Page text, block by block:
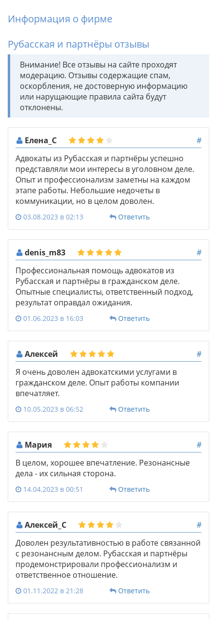
Информация о фирме
Рубасская и партнёры отзывы
Внимание! Все отзывы на сайте проходят
модерацию. Отзывы содержащие спам,
оскорбления, не достоверную информацию
или нарущающие правила сайта будут
отклонены.
Елена_С
#
Адвокаты из Рубасская и партнёры успешно
представляли мои интересы в уголовном деле.
Опыт и профессионализм заметны на каждом
этапе работы. Небольшие недочеты в
коммуникации, но в целом доволен.
03.08.2023 в 02:13 Ответить
denis_m83
#
Профессиональная помощь адвокатов из
Рубасская и партнёры в гражданском деле.
Опытные специалисты, ответственный подход,
результат оправдал ожидания.
01.06.2023 в 16:03 Ответить
Алексей
#
Я очень доволен адвокатскими услугами в
гражданском деле. Опыт работы компании
впечатляет.
10.05.2023 в 06:52 Ответить
Мария
#
В целом, хорошее впечатление. Резонансные
дела - их сильная сторона.
14.04.2023 в 00:51 Ответить
Алексей_С
#
Доволен результативностью в работе связанной
с резонансным делом. Рубасская и партнёры
продемонстрировали профессионализм и
ответственное отношение.
01.11.2022 в 21:28 Ответить